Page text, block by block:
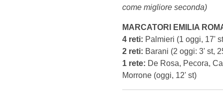
come migliore seconda)
MARCATORI EMILIA
4 reti: Palmieri (1 oggi, 17'
2 reti: Barani (2 oggi: 3' st,
1 rete: De Rosa, Pecora,
Morrone (oggi, 12' st)